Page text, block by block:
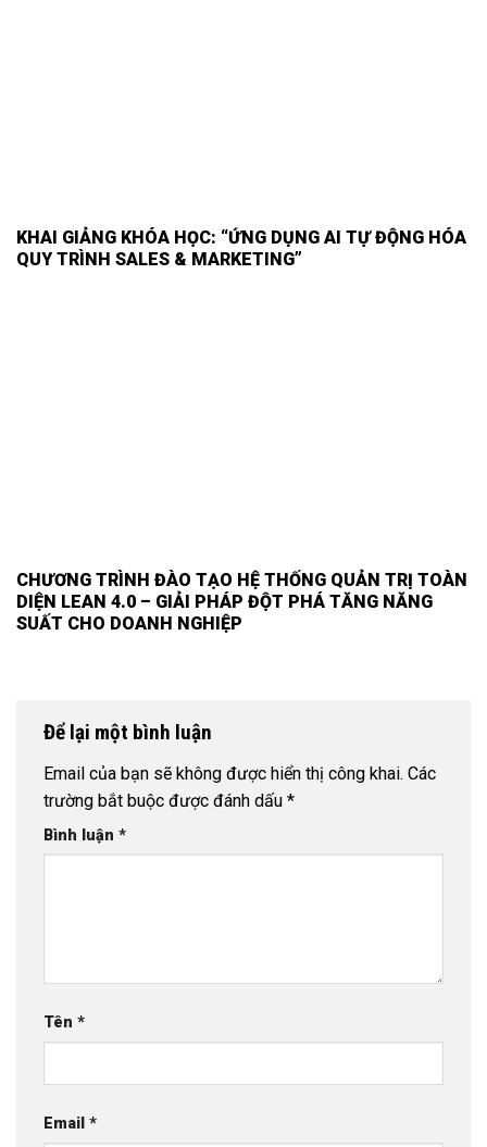
KHAI GIẢNG KHÓA HỌC: “ỨNG DỤNG AI TỰ ĐỘNG HÓA
QUY TRÌNH SALES & MARKETING”
CHƯƠNG TRÌNH ĐÀO TẠO HỆ THỐNG QUẢN TRỊ TOÀN
DIỆN LEAN 4.0 – GIẢI PHÁP ĐỘT PHÁ TĂNG NĂNG
SUẤT CHO DOANH NGHIỆP
Để lại một bình luận
Email của bạn sẽ không được hiển thị công khai. Các
trường bắt buộc được đánh dấu *
Bình luận *
Tên *
Email *